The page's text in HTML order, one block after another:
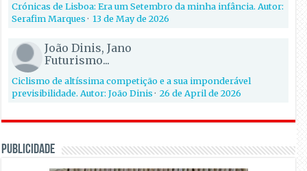
Crónicas de Lisboa: Era um Setembro da minha infância. Autor:
Serafim Marques·13 de May de 2026
João Dinis, Jano
Futurismo...
Ciclismo de altíssima competição e a sua imponderável
previsibilidade. Autor: João Dinis·26 de April de 2026
PUBLICIDADE